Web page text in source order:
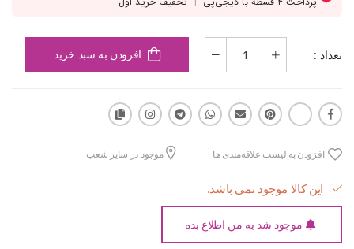
تعداد : افزودن به سبد خرید
افزودن به لیست علاقه‌مندی ها موجود در سایر شعب
این کالا موجود نمی باشد.
موجود شد به من اطلاع بده